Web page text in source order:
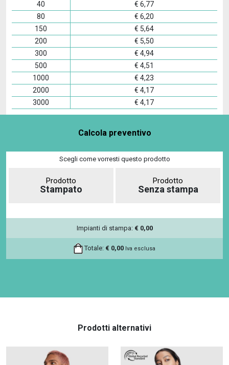
40 € 6,77
80
€ 6,20
150
€ 5,64
200
€ 5,50
300
€ 4,94
500
€ 4,51
1000
€ 4,23
2000
€ 4,17
3000
€ 4,17
Calcola preventivo
Scegli come vorresti questo prodotto
Prodotto
Stampato
Prodotto
Senza stampa
Impianti di stampa: € 0,00
Totale: € 0,00 Iva esclusa
Prodotti alternativi